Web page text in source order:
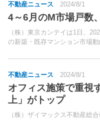
不動産ニュース 2024/8/1
4～6月のM市場戸数
（株）東京カンテイは1日、
の新築・既存マンション市場
ションの戸数を算出して分析
不動産ニュース 2024/8/1
オフィス施策で重視
上」がトップ
（株）ザイマックス不動産総